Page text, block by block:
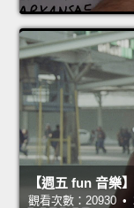
【週五 fun 音樂
觀看次數：20930 •